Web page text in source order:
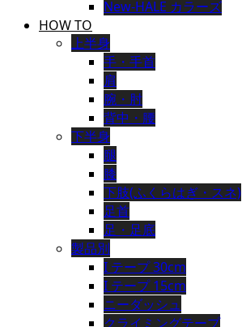
New-HALE カラーズ
HOW TO
上半身
手・手首
肩
腕・肘
背中・腰
下半身
腿
膝
下肢(ふくらはぎ・スネ)
足首
足・足底
製品別
I テープ 30cm
I テープ 15cm
ニーダッシュ
クライミングテープ